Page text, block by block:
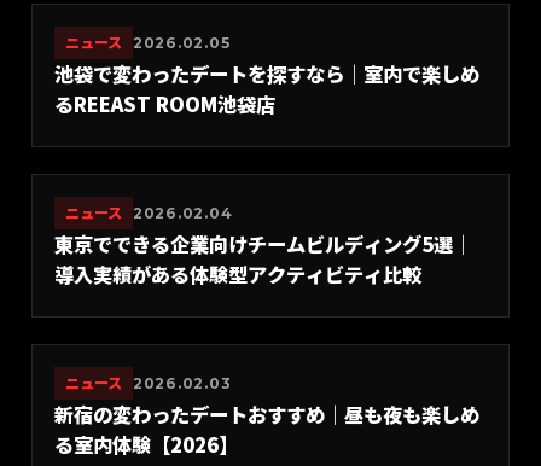
ニュース 2026.02.05
池袋で変わったデートを探すなら｜室内で楽しめ
るREEAST ROOM池袋店
ニュース 2026.02.04
東京でできる企業向けチームビルディング5選｜
導入実績がある体験型アクティビティ比較
ニュース 2026.02.03
新宿の変わったデートおすすめ｜昼も夜も楽しめ
る室内体験【2026】